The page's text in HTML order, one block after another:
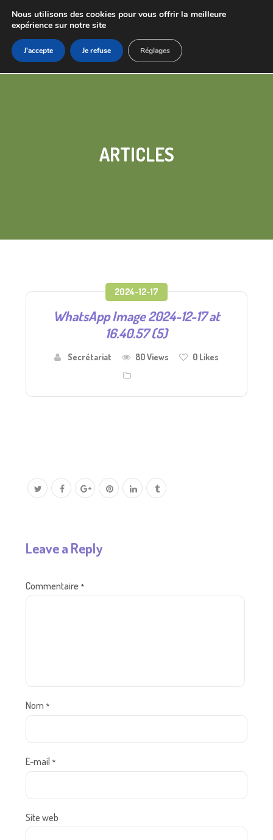
ARTICLES
2024-12-17
WhatsApp Image 2024-12-17 at
16.40.57 (5)
Secrétariat 80 Views 0 Likes
Leave a Reply
Commentaire *
Nom *
E-mail *
Site web
Nous utilisons des cookies pour vous offrir la meilleure
expérience sur notre site
J'accepte Je refuse Réglages